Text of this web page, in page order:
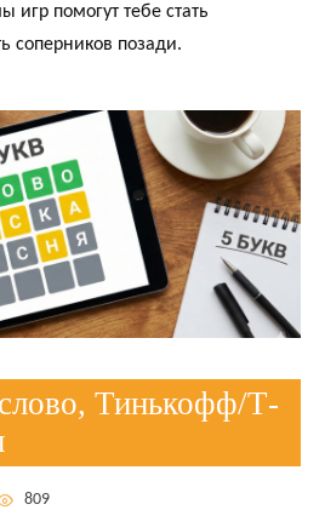
игр помогут тебе стать
соперников позади.
Тинькофф/Т-
809